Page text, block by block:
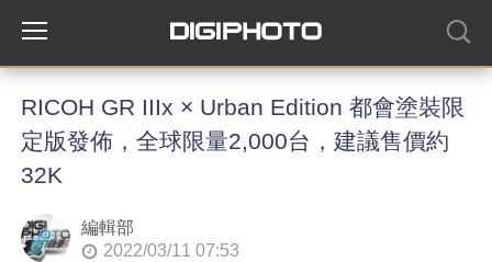
RICOH GR IIIx × Urban Edition 都會塗裝限
定版發佈，全球限量2,000台，建議售價約
32K
編輯部
2022/03/11 07:53